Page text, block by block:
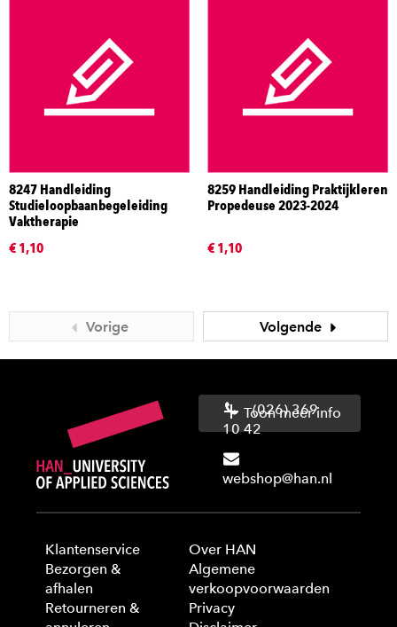
8247 Handleiding
Studieloopbaanbegeleiding
Vaktherapie
€ 1,10
8259 Handleiding Praktijkleren
Propedeuse 2023-2024
€ 1,10
Vorige Volgende
(026) 369
10 42
webshop@han.nl
Toon meer info
Klantenservice
Bezorgen &
afhalen
Retourneren &
Over HAN
Algemene
verkoopvoorwaarden
Privacy